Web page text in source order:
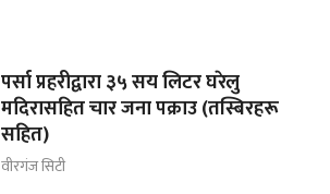
पर्सा प्रहरीद्वारा ३५ सय लिटर घरेलु
मदिरासहित चार जना पक्राउ (तस्बिरहरू
सहित)
वीरगंज सिटी